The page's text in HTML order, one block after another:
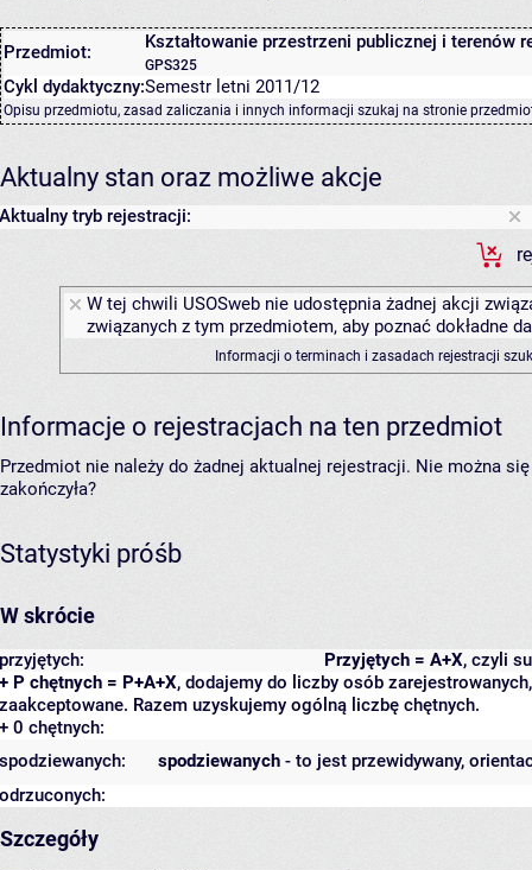
Przedmiot: Kształtowanie przestrzeni publicznej i terenów
GPS325
Cykl dydaktyczny:Semestr letni 2011/12
Opisu przedmiotu, zasad zaliczania i innych informacji szukaj na stronie
Aktualny stan oraz możliwe akcje
Aktualny tryb rejestracji:
W tej chwili USOSweb nie udostępnia żadnej akcji
związanych z tym przedmiotem, aby poznać dokładne
Informacji o terminach i zasadach rejestracji
Informacje o rejestracjach na ten przedmiot
Przedmiot nie należy do żadnej aktualnej rejestracji. Nie można
zakończyła?
Statystyki próśb
W skrócie
Przyjętych = A+X, czyli
przyjętych:
+ P chętnych = P+A+X, dodajemy do liczby osób
zaakceptowane. Razem uzyskujemy ogólną liczbę chętnych.
+ 0 chętnych:
spodziewanych - to jest przewidywany,
spodziewanych:
odrzuconych:
Szczegóły